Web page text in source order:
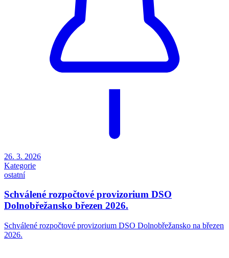
26. 3. 2026
Kategorie
ostatní
Schválené rozpočtové provizorium DSO
Dolnobřežansko březen 2026.
Schválené rozpočtové provizorium DSO Dolnobřežansko na březen
2026.